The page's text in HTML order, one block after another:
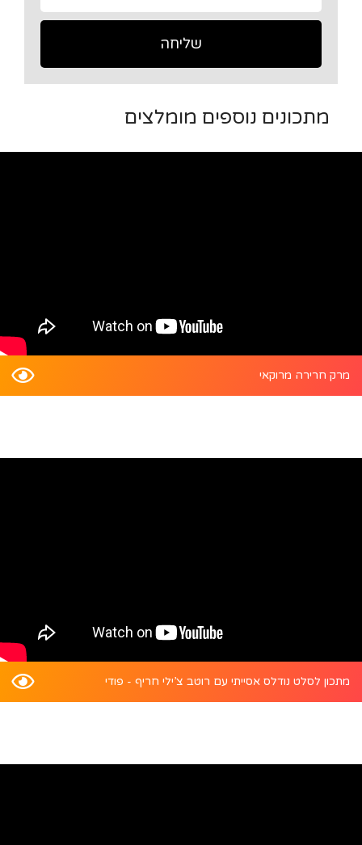
שליחה
מתכונים נוספים מומלצים
מרק חרירה מרוקאי
מתכון לסלט נודלס אסייתי עם רוטב צ’ילי חריף - פודי